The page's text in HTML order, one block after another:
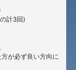
計3回)
が必ず良い方向に